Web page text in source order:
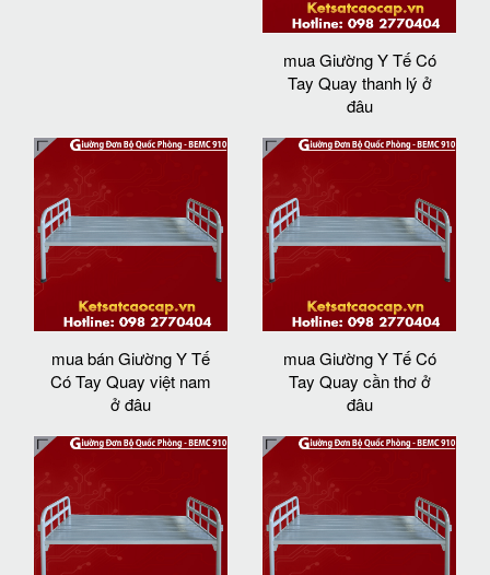
mua Giường Y Tế Có
Tay Quay thanh lý ở
đâu
mua bán Giường Y Tế
Có Tay Quay việt nam
ở đâu
mua Giường Y Tế Có
Tay Quay cần thơ ở
đâu